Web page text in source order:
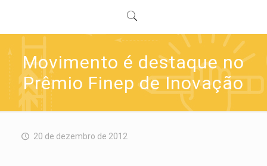
Movimento é destaque no
Prêmio Finep de Inovação
20 de dezembro de 2012